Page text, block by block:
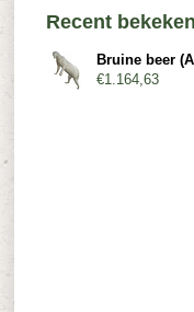
Recent bekeken
€1.164,63